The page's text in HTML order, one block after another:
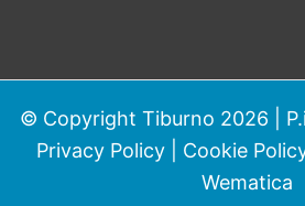
© Copyright Tiburno 2026 |
Privacy Policy| Cookie
Wematica